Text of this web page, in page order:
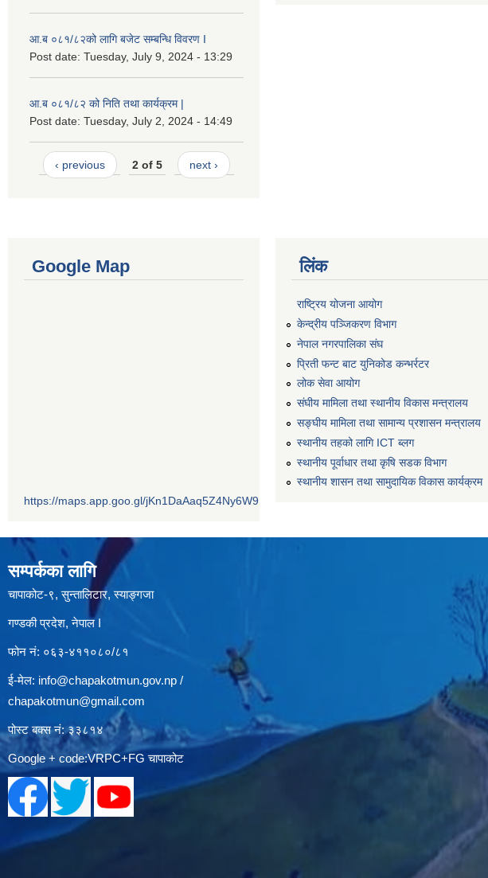
आ.ब ०८१/८२को लागि बजेट सम्बन्धि विवरण I
Post date: Tuesday, July 9, 2024 - 13:29
आ.ब ०८१/८२ को निति तथा कार्यक्रम |
Post date: Tuesday, July 2, 2024 - 14:49
‹ previous 2 of 5 next ›
Google Map
https://maps.app.goo.gl/jKn1DaAaq5Z4Ny6W9
लिंक
राष्ट्रिय योजना आयोग
केन्द्रीय पञ्जिकरण विभाग
नेपाल नगरपालिका संघ
प्रिती फन्ट बाट युनिकोड कन्भर्रटर
लोक सेवा आयोग
संघीय मामिला तथा स्थानीय विकास मन्त्रालय
सङ्घीय मामिला तथा सामान्य प्रशासन मन्त्रालय
स्थानीय तहको लागि ICT ब्लग
स्थानीय पूर्वाधार तथा कृषि सडक विभाग
स्थानीय शासन तथा सामुदायिक विकास कार्यक्रम
सम्पर्कका लागि
चापाकोट-९, सुन्तालिटार, स्याङ्गजा
गण्डकी प्रदेश, नेपाल I
फोन नं: ०६३-४११०८०/८१
ई-मेल: info@chapakotmun.gov.np /
chapakotmun@gmail.com
पोस्ट बक्स नं: ३३८१४
Google + code:VRPC+FG चापाकोट